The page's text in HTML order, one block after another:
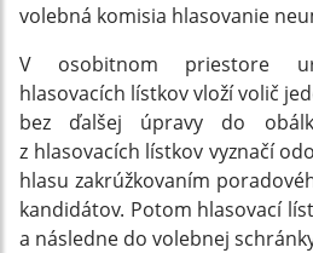
volebná komisia hlasovanie
V osobitnom priestore
hlasovacích lístkov vloží volič
bez ďalšej úpravy do
z hlasovacích lístkov vyznačí
hlasu zakrúžkovaním
kandidátov. Potom hlasovací
a následne do volebnej